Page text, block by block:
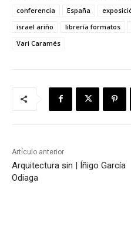
conferencia
España
israel ariño
librería formatos
Vari Caramés
Artículo anterior
Arquitectura sin | Íñigo García
Odiaga